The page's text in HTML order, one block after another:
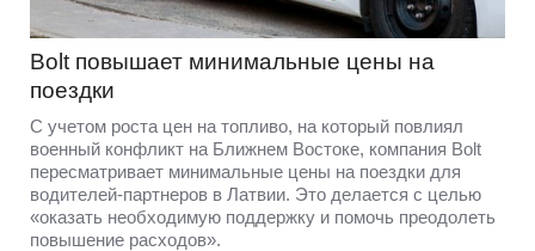
Bolt повышает минимальные цены на
поездки
С учетом роста цен на топливо, на который повлиял
военный конфликт на Ближнем Востоке, компания Bolt
пересматривает минимальные цены на поездки для
водителей-партнеров в Латвии. Это делается с целью
«оказать необходимую поддержку и помочь преодолеть
повышение расходов».